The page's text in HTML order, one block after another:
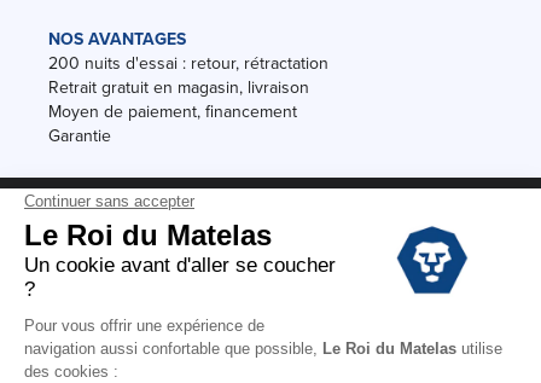
NOS AVANTAGES
200 nuits d'essai : retour, rétractation
Retrait gratuit en magasin, livraison
Moyen de paiement, financement
Garantie
Conditions des offres
Black Friday
Destockage
Conditions Générales de vente magasin